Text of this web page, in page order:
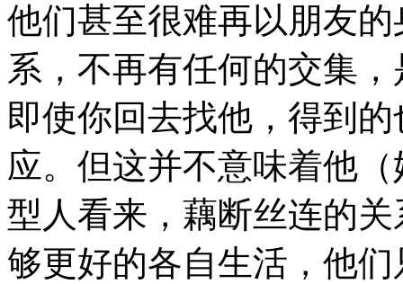
他们甚至很难再以朋友
系，不再有任何的交集
即使你回去找他，得到
应。但这并不意味着他
型人看来，藕断丝连的
够更好的各自生活，他